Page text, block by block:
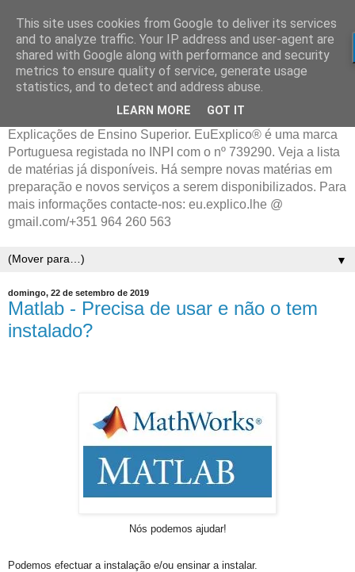
Explicações de Ensino Superior. EuExplico® é uma marca
Portuguesa registada no INPI com o nº 739290. Veja a lista
de matérias já disponíveis. Há sempre novas matérias em
preparação e novos serviços a serem disponibilizados. Para
mais informações contacte-nos: eu.explico.lhe @
gmail.com/+351 964 260 563
▼
domingo, 22 de setembro de 2019
Matlab - Precisa de usar e não o tem
instalado?
Nós podemos ajudar!
Podemos efectuar a instalação e/ou ensinar a instalar.
This site uses cookies from Google to deliver its services
and to analyze traffic. Your IP address and user-agent are
shared with Google along with performance and security
metrics to ensure quality of service, generate usage
statistics, and to detect and address abuse.
LEARN MORE GOT IT